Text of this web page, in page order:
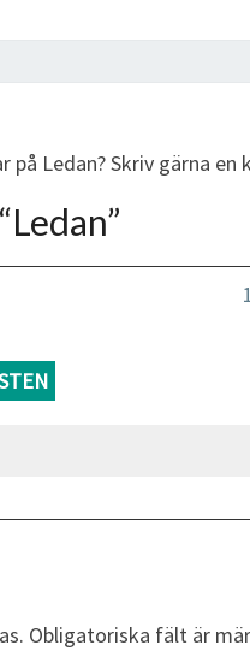
Ledan? Skriv gärna
Ledan”
Obligatoriska fält är